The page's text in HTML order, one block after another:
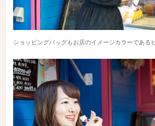
ショッピングバッグもお店のイメージカラーである